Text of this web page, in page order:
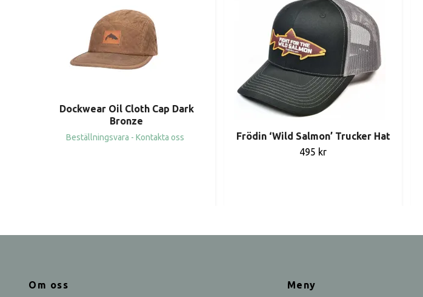
Dockwear Oil Cloth Cap Dark
Bronze
Beställningsvara - Kontakta oss
Frödin ‘Wild Salmon’ Trucker Hat
495 kr
Om oss Meny